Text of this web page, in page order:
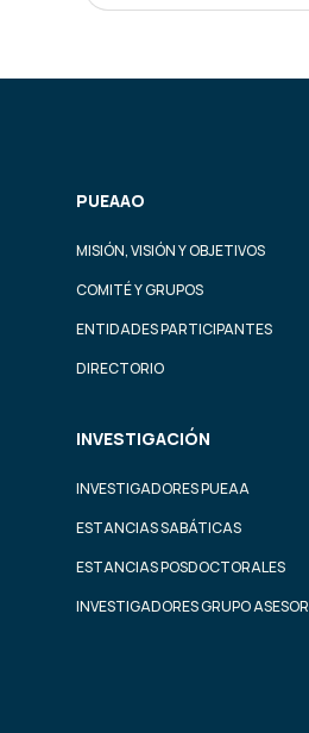
PUEAAO
MISIÓN, VISIÓN Y OBJETIVOS
COMITÉ Y GRUPOS
ENTIDADES PARTICIPANTES
DIRECTORIO
INVESTIGACIÓN
INVESTIGADORES PUEAA
ESTANCIAS SABÁTICAS
ESTANCIAS POSDOCTORALES
INVESTIGADORES GRUPO ASESOR